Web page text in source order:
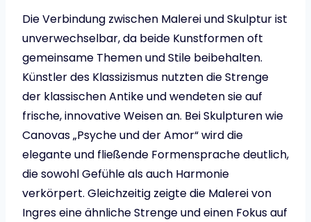
Die Verbindung zwischen Malerei und Skulptur ist
unverwechselbar, da beide Kunstformen oft
gemeinsame Themen und Stile beibehalten.
Künstler des Klassizismus nutzten die Strenge
der klassischen Antike und wendeten sie auf
frische, innovative Weisen an. Bei Skulpturen wie
Canovas „Psyche und der Amor“ wird die
elegante und fließende Formensprache deutlich,
die sowohl Gefühle als auch Harmonie
verkörpert. Gleichzeitig zeigte die Malerei von
Ingres eine ähnliche Strenge und einen Fokus auf